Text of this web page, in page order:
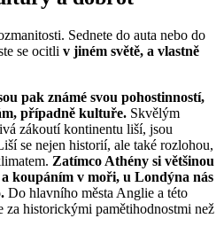
Sednete do auta nebo do
se ocitli v jiném světě, a vlastně
pak známé svou pohostinností,
případně kultuře. Skvělým
zákoutí kontinentu liší, jsou
se nejen historií, ale také rozlohou,
Zatímco Athény si většinou
koupáním v moři, u Londýna nás
Do hlavního města Anglie a této
za historickými pamětihodnostmi než